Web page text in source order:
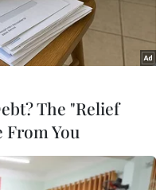
The "Relief
You